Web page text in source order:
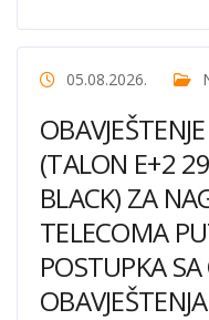
05.08.2026.
(TALON E+2
BLACK) ZA
TELECOMA
POSTUPKA
OBAVJEŠTENJA